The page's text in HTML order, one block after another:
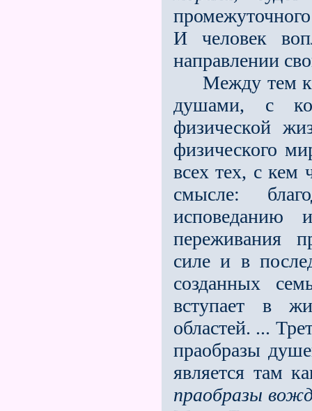
И человек
направлении
Между тем
душами, с
физической
физического
всех тех, с кем
смысле:
исповеданию
переживания
силе и в
созданных
вступает в
областей. ...
праобразы
является там
праобразы